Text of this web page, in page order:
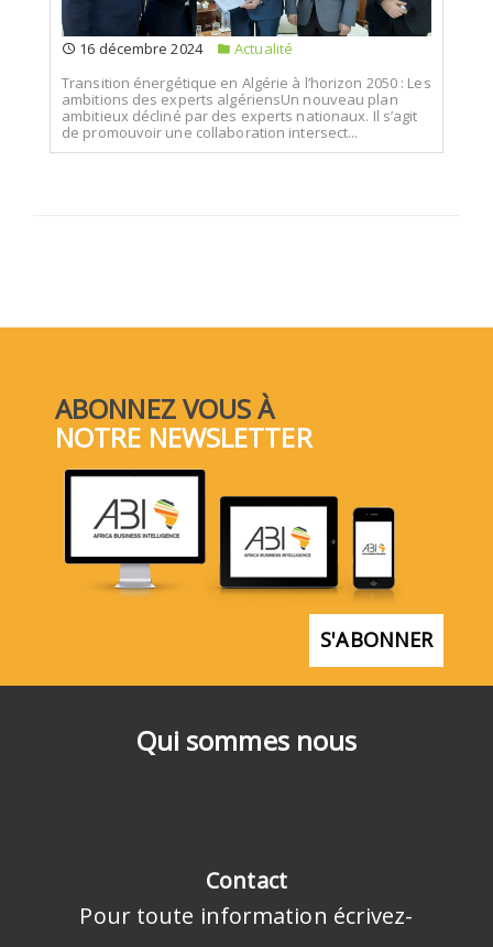
16 décembre 2024
Actualité
Transition énergétique en Algérie à l’horizon 2050 : Les
ambitions des experts algériensUn nouveau plan
ambitieux décliné par des experts nationaux. Il s’agit
de promouvoir une collaboration intersect...
Qui sommes nous
Contact
Pour toute information écrivez-
ABONNEZ VOUS À
NOTRE NEWSLETTER
S'ABONNER